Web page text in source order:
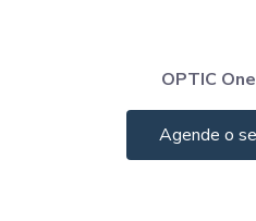
OPTIC
Agende o